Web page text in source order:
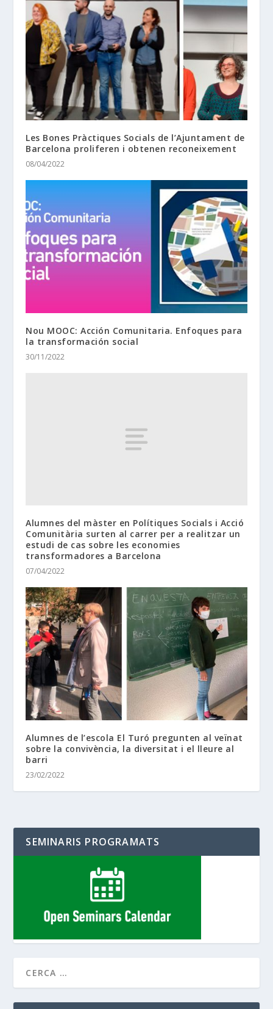
Les Bones Pràctiques Socials de l’Ajuntament de
Barcelona proliferen i obtenen reconeixement
08/04/2022
Nou MOOC: Acción Comunitaria. Enfoques para
la transformación social
30/11/2022
Alumnes del màster en Polítiques Socials i Acció
Comunitària surten al carrer per a realitzar un
estudi de cas sobre les economies
transformadores a Barcelona
07/04/2022
Alumnes de l’escola El Turó pregunten al veïnat
sobre la convivència, la diversitat i el lleure al
barri
23/02/2022
SEMINARIS PROGRAMATS